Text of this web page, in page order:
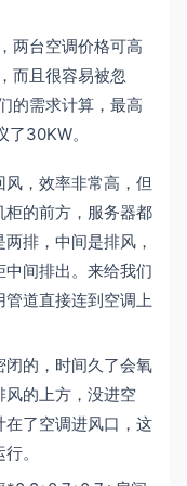
两台空调价格可高
而且很容易被忽
的需求计算，最高
30KW。
，效率非常高，但
柜的前方，服务器都
排，中间是排风，
间排出。来给我们
道直接连到空调上
闭的，时间久了会氧
风的上方，没进空
了空调进风口，这
。